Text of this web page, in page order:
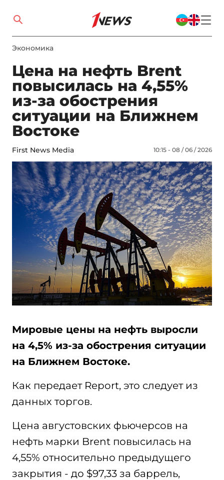
Экономика
Цена на нефть Brent
повысилась на 4,55%
из-за обострения
ситуации на Ближнем
Востоке
First News Media 10:15 - 08 / 06 / 2026
Мировые цены на нефть выросли
на 4,5% из-за обострения ситуации
на Ближнем Востоке.
Как передает Report, это следует из
данных торгов.
Цена августовских фьючерсов на
нефть марки Brent повысилась на
4,55% относительно предыдущего
закрытия - до $97,33 за баррель,